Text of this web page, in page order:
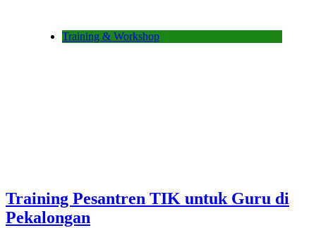
Training & Workshop
Training Pesantren TIK untuk Guru di
Pekalongan